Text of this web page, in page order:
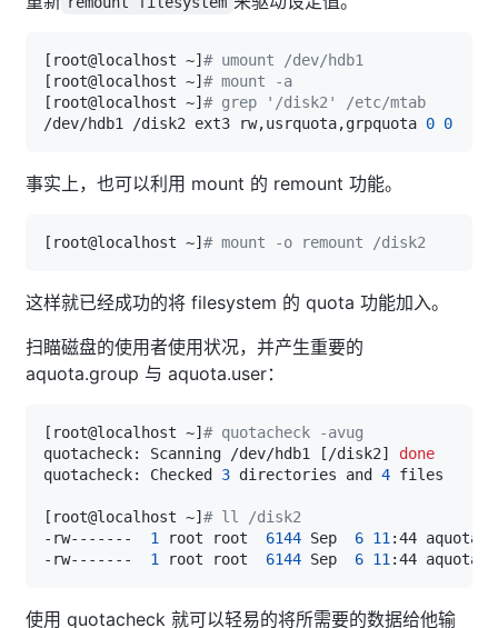
[ root@localhost ~] # umount /dev/hdb1
[ root@localhost ~] # mount -a
[ root@localhost ~] # grep '/disk2' /etc/mtab
/dev/hdb1 /disk2 ext3 rw,usrquota,grpquota 0 0
事实上，也可以利用 mount 的 remount 功能。
[ root@localhost ~] # mount -o remount /disk2
这样就已经成功的将 filesystem 的 quota 功能加入。
扫瞄磁盘的使用者使用状况，并产生重要的
aquota.group 与 aquota.user：
[ root@localhost ~] # quotacheck -avug
quotacheck: Scanning /dev/hdb1
[ /disk2]
done
quotacheck: Checked 3 directories and 4
[ root@localhost ~] # ll /disk2
-rw------- 1 root root 6144 Sep 6 11
-rw------- 1 root root 6144 Sep 6 11
使用 quotacheck 就可以轻易的将所需要的数据给他输